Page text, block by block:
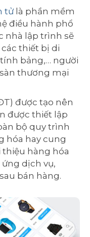
tử là phần mềm
điều hành phổ
nhà lập trình sẽ
thiết bị di
bảng,… người
thương mại
được tạo nên
được thiết lập
bộ quy trình
hóa hay cung
hàng hóa
dịch vụ,
bán hàng.